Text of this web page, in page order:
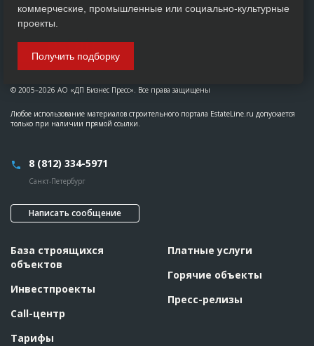
© 2005–2026 АО «ДП Бизнес Пресс». Все права защищены
Любое использование материалов строительного портала EstateLine.ru допускается
только при наличии прямой ссылки.
8 (812) 334-5971
Санкт-Петербург
Написать сообщение
База строящихся
объектов
Инвестпроекты
Call-центр
Тарифы
Платные услуги
Горячие объекты
Пресс-релизы
коммерческие, промышленные или социально-культурные
проекты.
Получить подборку